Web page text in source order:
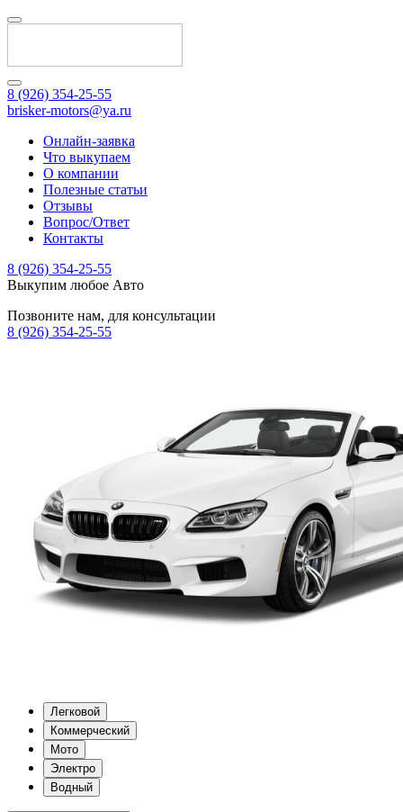
8 (926) 354-25-55
brisker-motors@ya.ru
Онлайн-заявка
Что выкупаем
О компании
Полезные статьи
Отзывы
Вопрос/Ответ
Контакты
8 (926) 354-25-55
Выкупим любое Авто
Позвоните нам, для консультации
8 (926) 354-25-55
Легковой
Коммерческий
Мото
Электро
Водный